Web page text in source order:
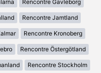
Rencontre Gavleborg
Rencontre Jamtland
Rencontre Kronoberg
Rencontre Östergötland
Rencontre Stockholm